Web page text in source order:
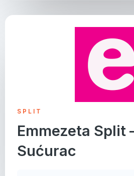
SPLIT
Emmezeta Split
Sućurac